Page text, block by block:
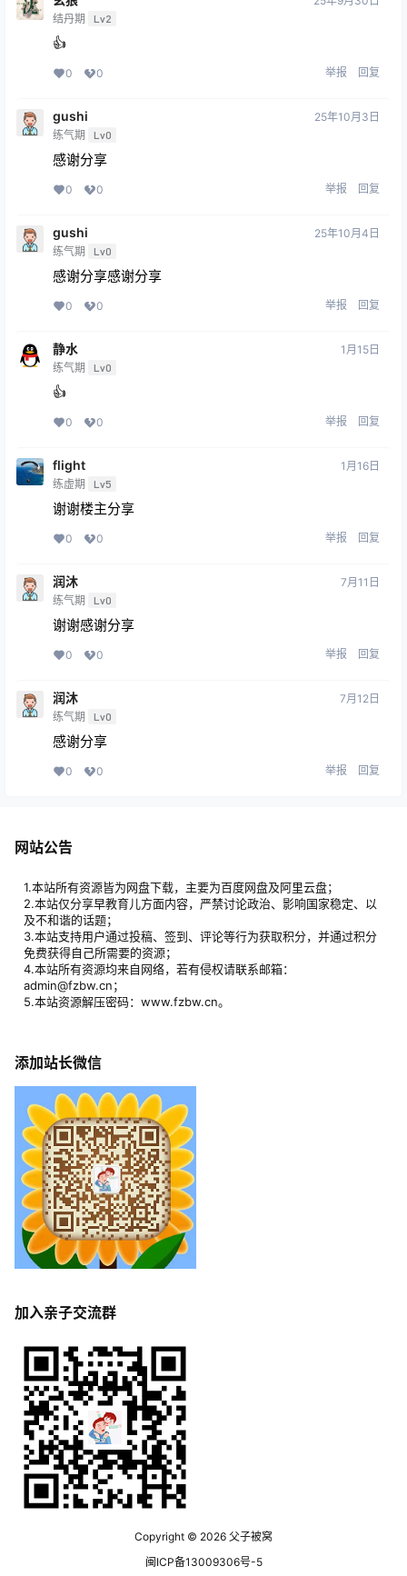
结丹期 Lv2
👍
0 0 举报 回复
gushi
练气期 Lv0
25年10月3日
感谢分享
0 0 举报 回复
gushi
练气期 Lv0
25年10月4日
感谢分享感谢分享
0 0 举报 回复
静水
练气期 Lv0
1月15日
👍
0 0 举报 回复
flight
练虚期 Lv5
1月16日
谢谢楼主分享
0 0 举报 回复
润沐
练气期 Lv0
7月11日
谢谢感谢分享
0 0 举报 回复
润沐
练气期 Lv0
7月12日
感谢分享
0 0 举报 回复
网站公告
1.本站所有资源皆为网盘下载，主要为百度网盘及阿里云盘；
2.本站仅分享早教育儿方面内容，严禁讨论政治、影响国家稳定、以
及不和谐的话题；
3.本站支持用户通过投稿、签到、评论等行为获取积分，并通过积分
免费获得自己所需要的资源；
4.本站所有资源均来自网络，若有侵权请联系邮箱：
admin@fzbw.cn；
5.本站资源解压密码：www.fzbw.cn。
添加站长微信
加入亲子交流群
Copyright © 2026 父子被窝
闽ICP备13009306号-5